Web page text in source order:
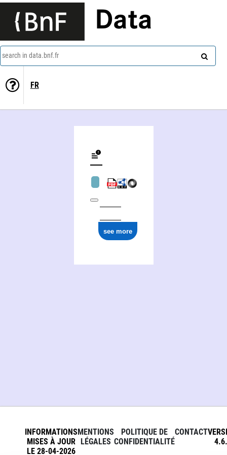
Data
search in data.bnf.fr
FR
see more
INFORMATIONS
MISES À JOUR
LE 28-04-2026
MENTIONS
LÉGALES
POLITIQUE DE
CONFIDENTIALITÉ
CONTACT